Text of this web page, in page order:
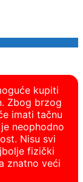
kupiti
Zbog brzog
imati tačnu
neophodno
Nisu svi
fizički
znatno veći